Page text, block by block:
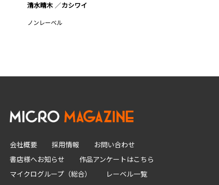
清水晴木 カシワイ
ノンレーベル
会社概要 採用情報
お問い合わせ
書店様へお知らせ
作品アンケートはこちら
マイクログループ（総合）
レーベル一覧